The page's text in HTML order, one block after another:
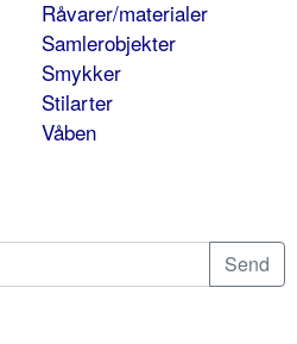
Råvarer/materialer
Samlerobjekter
Smykker
Stilarter
Våben